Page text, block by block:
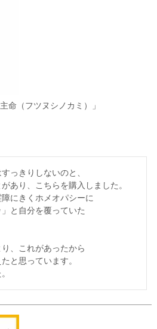
（フツヌシノカミ）」
っきりしないのと、
あり、こちらを購入しました。
にきくホメオパシーに
と自分を覆っていた
、これがあったから
と思っています。